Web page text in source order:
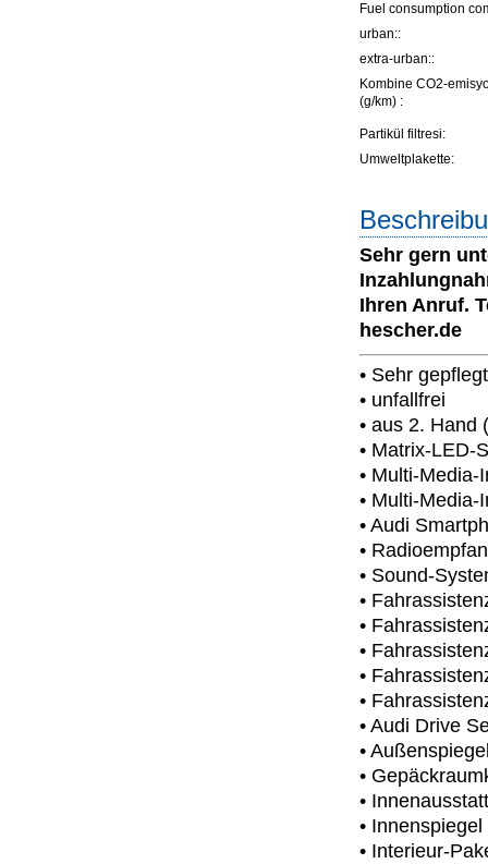
Fuel consumption
urban::
extra-urban::
Kombine CO2-
(g/km) :
Partikül filtresi:
Umweltplakette:
Sehr gern
Ihren Anruf.
hescher.de
• Sehr
• unfallfrei
• aus 2. Hand
• Matrix-LED-
• Multi-
• Multi-
• Audi
•
• Sound-
•
•
•
•
•
• Audi Drive
•
•
•
•
• Interieur-